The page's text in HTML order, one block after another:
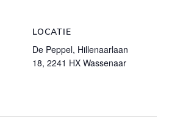
LOCATIE
De Peppel, Hillenaarlaan
18, 2241 HX Wassenaar